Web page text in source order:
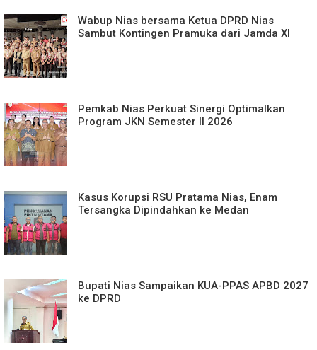
Wabup Nias bersama Ketua DPRD Nias
Sambut Kontingen Pramuka dari Jamda XI
Pemkab Nias Perkuat Sinergi Optimalkan
Program JKN Semester II 2026
Kasus Korupsi RSU Pratama Nias, Enam
Tersangka Dipindahkan ke Medan
Bupati Nias Sampaikan KUA-PPAS APBD 2027
ke DPRD